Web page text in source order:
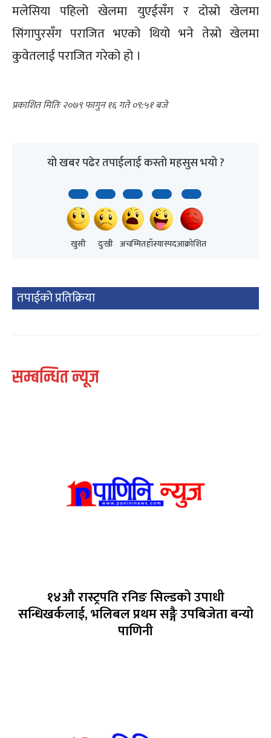
मलेसिया पहिलो खेलमा युएईसँग र दोस्रो खेलमा
सिंगापुरसँग पराजित भएको थियो भने तेस्रो खेलमा
कुवेतलाई पराजित गरेको हो ।
२०७९ फागुन १६ गते ०९:५१
यो खबर पढेर तपाईलाई कस्तो महसुस भयो ?
खुसी दुःखी अचम्मितहाँस्यास्पदआक्रोशित
तपाईको प्रतिक्रिया
सम्बन्धित न्यूज
१४औ रास्ट्रपति रनिङ सिल्डको उपाधी
सन्धिखर्कलाई, भलिबल प्रथम सङ्गै उपबिजेता बन्यो
पाणिनी